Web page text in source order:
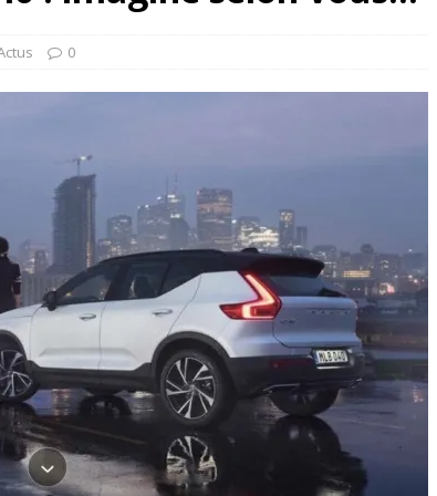
GTi : naissance d’une légende
Honda dévoile un spot publicitaire… confiné!
0